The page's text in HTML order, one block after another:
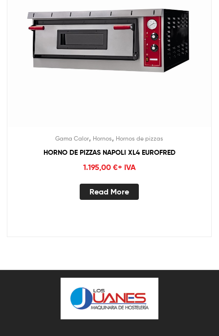
Gama Calor, Hornos, Hornos de pizzas
HORNO DE PIZZAS NAPOLI XL4 EUROFRED
1.195,00 €+ IVA
Read More